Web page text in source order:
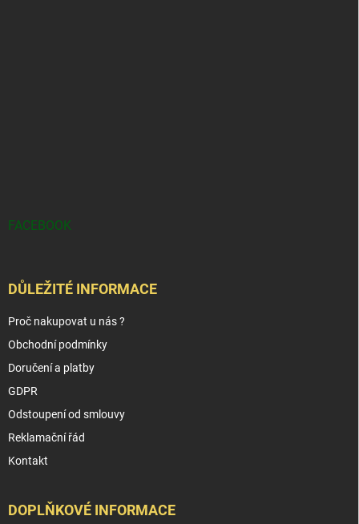
FACEBOOK
DŮLEŽITÉ INFORMACE
Proč nakupovat u nás ?
Obchodní podmínky
Doručení a platby
GDPR
Odstoupení od smlouvy
Reklamační řád
Kontakt
DOPLŇKOVÉ INFORMACE